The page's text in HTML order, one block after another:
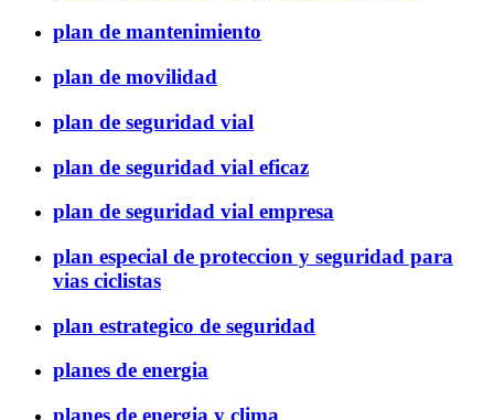
plan de mantenimiento
plan de movilidad
plan de seguridad vial
plan de seguridad vial eficaz
plan de seguridad vial empresa
plan especial de proteccion y seguridad para
vias ciclistas
plan estrategico de seguridad
planes de energia
planes de energia y clima